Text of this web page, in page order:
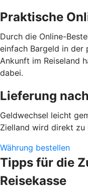
Praktische
Durch die Online-
einfach Bargeld in der
Ankunft im Reiseland
dabei.
Lieferung
Geldwechsel leicht
Zielland wird direkt zu
Währung bestellen
Tipps für die
Reisekasse